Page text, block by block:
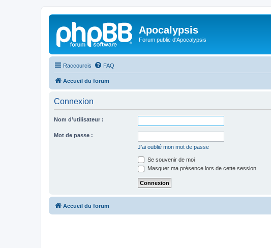
Apocalypsis
Forum public d'Apocalypsis
Raccourcis FAQ
Accueil du forum
Connexion
Nom d’utilisateur :
Mot de passe :
J’ai oublié mon mot de passe
Se souvenir de moi
Masquer ma présence lors de cette session
Accueil du forum